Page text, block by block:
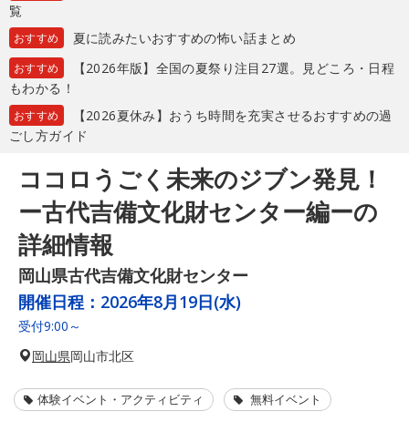
覧
おすすめ 夏に読みたいおすすめの怖い話まとめ
おすすめ
【2026年版】全国の夏祭り注目27選。見どころ・日程
もわかる！
おすすめ
【2026夏休み】おうち時間を充実させるおすすめの過
ごし方ガイド
ココロうごく未来のジブン発見！
ー古代吉備文化財センター編ーの
詳細情報
岡山県古代吉備文化財センター
開催日程： 2026年8月19日(水)
受付9:00～
岡山県岡山市北区
体験イベント・アクティビティ 無料イベント